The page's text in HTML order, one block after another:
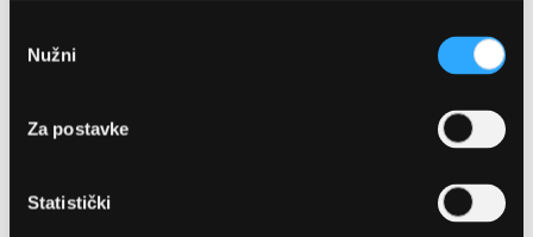
pristanka
Nužni
Za postavke
Statistički